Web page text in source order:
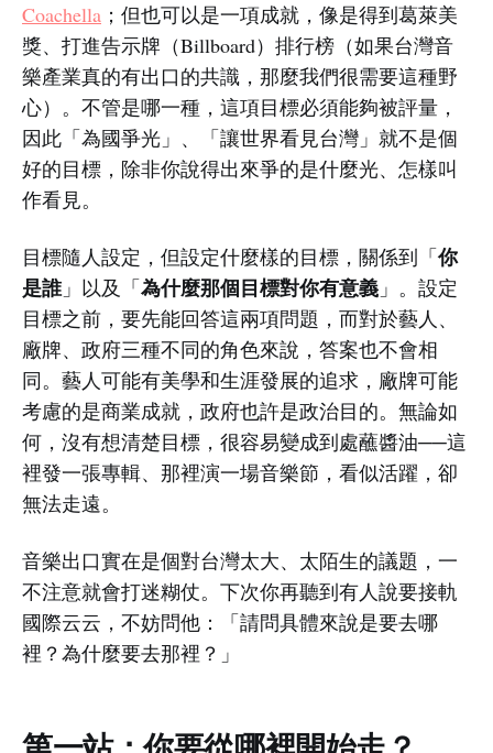
Coachella ；但也可以是一項成就，像是得到葛萊美
獎、打進告示牌（Billboard）排行榜（如果台灣音
樂產業真的有出口的共識，那麼我們很需要這種野
心）。不管是哪一種，這項目標必須能夠被評量，
因此「為國爭光」、「讓世界看見台灣」就不是個
好的目標，除非你說得出來爭的是什麼光、怎樣叫
作看見。
目標隨人設定，但設定什麼樣的目標，關係到「你
是誰」以及「為什麼那個目標對你有意義 」。設定
目標之前，要先能回答這兩項問題，而對於藝人、
廠牌、政府三種不同的角色來說，答案也不會相
同。藝人可能有美學和生涯發展的追求，廠牌可能
考慮的是商業成就，政府也許是政治目的。無論如
何，沒有想清楚目標，很容易變成到處蘸醬油──這
裡發一張專輯、那裡演一場音樂節，看似活躍，卻
無法走遠。
音樂出口實在是個對台灣太大、太陌生的議題，一
不注意就會打迷糊仗。下次你再聽到有人說要接軌
國際云云，不妨問他：「請問具體來說是要去哪
裡？為什麼要去那裡？」